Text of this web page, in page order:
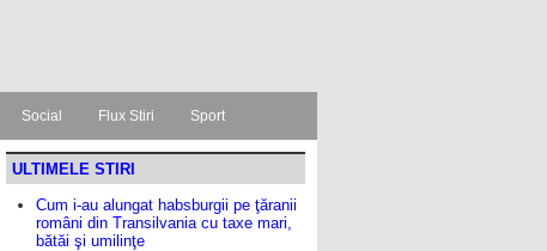
Social Flux Stiri Sport
ULTIMELE STIRI
Cum i-au alungat habsburgii pe ţăranii
români din Transilvania cu taxe mari,
bătăi şi umilinţe